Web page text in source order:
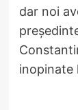
dar noi
inopinate